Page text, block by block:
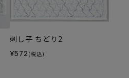
刺し子 ちどり2
¥572 (税込)